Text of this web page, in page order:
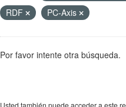
RDF
PC-Axis
Por favor intente otra búsqueda.
Usted también puede acceder a este